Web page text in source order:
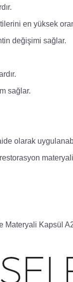
en yüksek
değişimi sağlar.
sağlar.
olarak
Materyali Kapsül